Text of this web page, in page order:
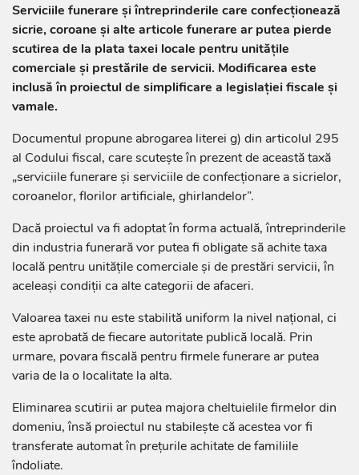
Serviciile funerare și întreprinderile care confecționează
sicrie, coroane și alte articole funerare ar putea pierde
scutirea de la plata taxei locale pentru unitățile
comerciale și prestările de servicii. Modificarea este
inclusă în proiectul de simplificare a legislației fiscale și
vamale.
Documentul propune abrogarea literei g) din articolul 295
al Codului fiscal, care scutește în prezent de această taxă
„serviciile funerare și serviciile de confecționare a sicrielor,
coroanelor, florilor artificiale, ghirlandelor”.
Dacă proiectul va fi adoptat în forma actuală, întreprinderile
din industria funerară vor putea fi obligate să achite taxa
locală pentru unitățile comerciale și de prestări servicii, în
aceleași condiții ca alte categorii de afaceri.
Valoarea taxei nu este stabilită uniform la nivel național, ci
este aprobată de fiecare autoritate publică locală. Prin
urmare, povara fiscală pentru firmele funerare ar putea
varia de la o localitate la alta.
Eliminarea scutirii ar putea majora cheltuielile firmelor din
domeniu, însă proiectul nu stabilește că acestea vor fi
transferate automat în prețurile achitate de familiile
îndoliate.